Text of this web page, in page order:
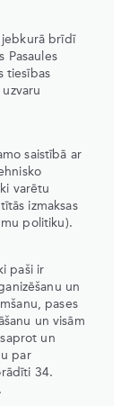
jebkurā brīdī
Pasaules
tiesības
saistībā ar
varētu
izmaksas
politiku).
paši ir
un
pases
un visām
un
par
34.